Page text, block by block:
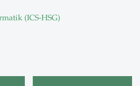
(ICS-HSG)